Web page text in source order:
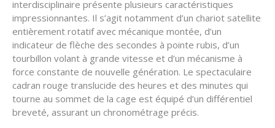
interdisciplinaire présente plusieurs caractéristiques
impressionnantes. Il s’agit notamment d’un chariot satellite
entièrement rotatif avec mécanique montée, d’un
indicateur de flèche des secondes à pointe rubis, d’un
tourbillon volant à grande vitesse et d’un mécanisme à
force constante de nouvelle génération. Le spectaculaire
cadran rouge translucide des heures et des minutes qui
tourne au sommet de la cage est équipé d’un différentiel
breveté, assurant un chronométrage précis.